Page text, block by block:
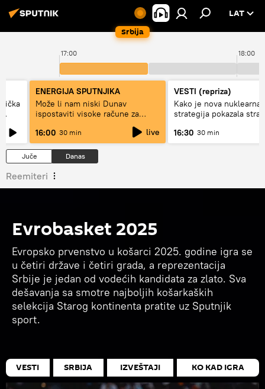
Srbija
LAT
17:00 18:00
ENERGIJA SPUTNJIKA
Može li nam niski Dunav
ispostaviti visoke račune za
16:00 30 min live
VESTI (repriza)
Kako je nova nuklearna
strategija pokazala
16:30 30 min
Juče Danas
Reemiteri
Evrobasket 2025
Evropsko prvenstvo u košarci 2025. godine igra se
u četiri države i četiri grada, a reprezentacija
Srbije je jedan od vodećih kandidata za zlato. Sva
dešavanja sa smotre najboljih košarkaških
selekcija Starog kontinenta pratite uz Sputnjik
sport.
VESTI SRBIJA IZVEŠTAJI KO KAD IGRA